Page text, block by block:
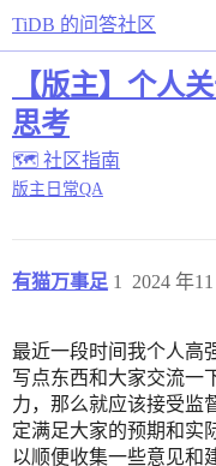
TiDB 的问答社区
【版主】个人
思考
🗺 社区指南
版主日常QA
有猫万事足 2024 年
1
最近一段时间我个人高
写点东西和大家交流一
力，那么就应该接受监
定满足大家的预期和实
以顺便收集一些意见和